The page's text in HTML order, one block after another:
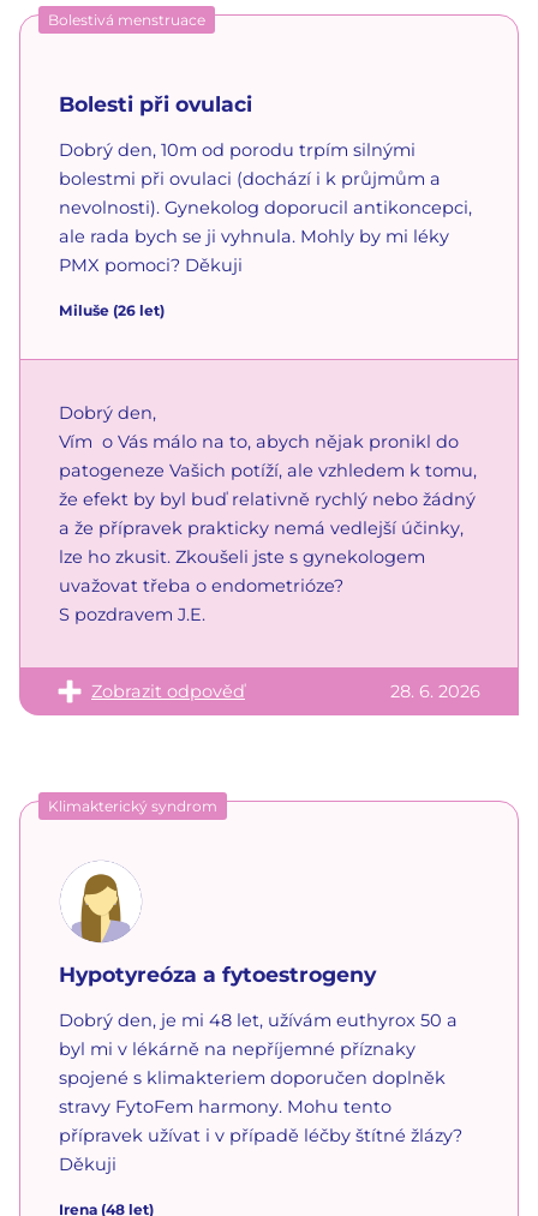
Bolestivá menstruace
Bolesti při ovulaci
Dobrý den, 10m od porodu trpím silnými
bolestmi při ovulaci (dochází i k průjmům a
nevolnosti). Gynekolog doporucil antikoncepci,
ale rada bych se ji vyhnula. Mohly by mi léky
PMX pomoci? Děkuji
Miluše (26 let)
Dobrý den,
Vím o Vás málo na to, abych nějak pronikl do
patogeneze Vašich potíží, ale vzhledem k tomu,
že efekt by byl buď relativně rychlý nebo žádný
a že přípravek prakticky nemá vedlejší účinky,
lze ho zkusit. Zkoušeli jste s gynekologem
uvažovat třeba o endometrióze?
S pozdravem J.E.
Zobrazit odpověď 28. 6. 2026
Klimakterický syndrom
Hypotyreóza a fytoestrogeny
Dobrý den, je mi 48 let, užívám euthyrox 50 a
byl mi v lékárně na nepříjemné příznaky
spojené s klimakteriem doporučen doplněk
stravy FytoFem harmony. Mohu tento
přípravek užívat i v případě léčby štítné žlázy?
Děkuji
Irena (48 let)